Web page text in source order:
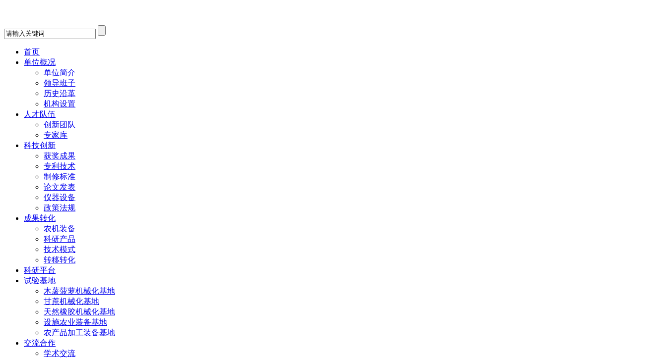
首页
单位概况
单位简介
领导班子
历史沿革
机构设置
人才队伍
创新团队
专家库
科技创新
获奖成果
专利技术
制修标准
论文发表
仪器设备
政策法规
成果转化
农机装备
科研产品
技术模式
转移转化
科研平台
试验基地
木薯菠萝机械化基地
甘蔗机械化基地
天然橡胶机械化基地
设施农业装备基地
农产品加工装备基地
交流合作
学术交流